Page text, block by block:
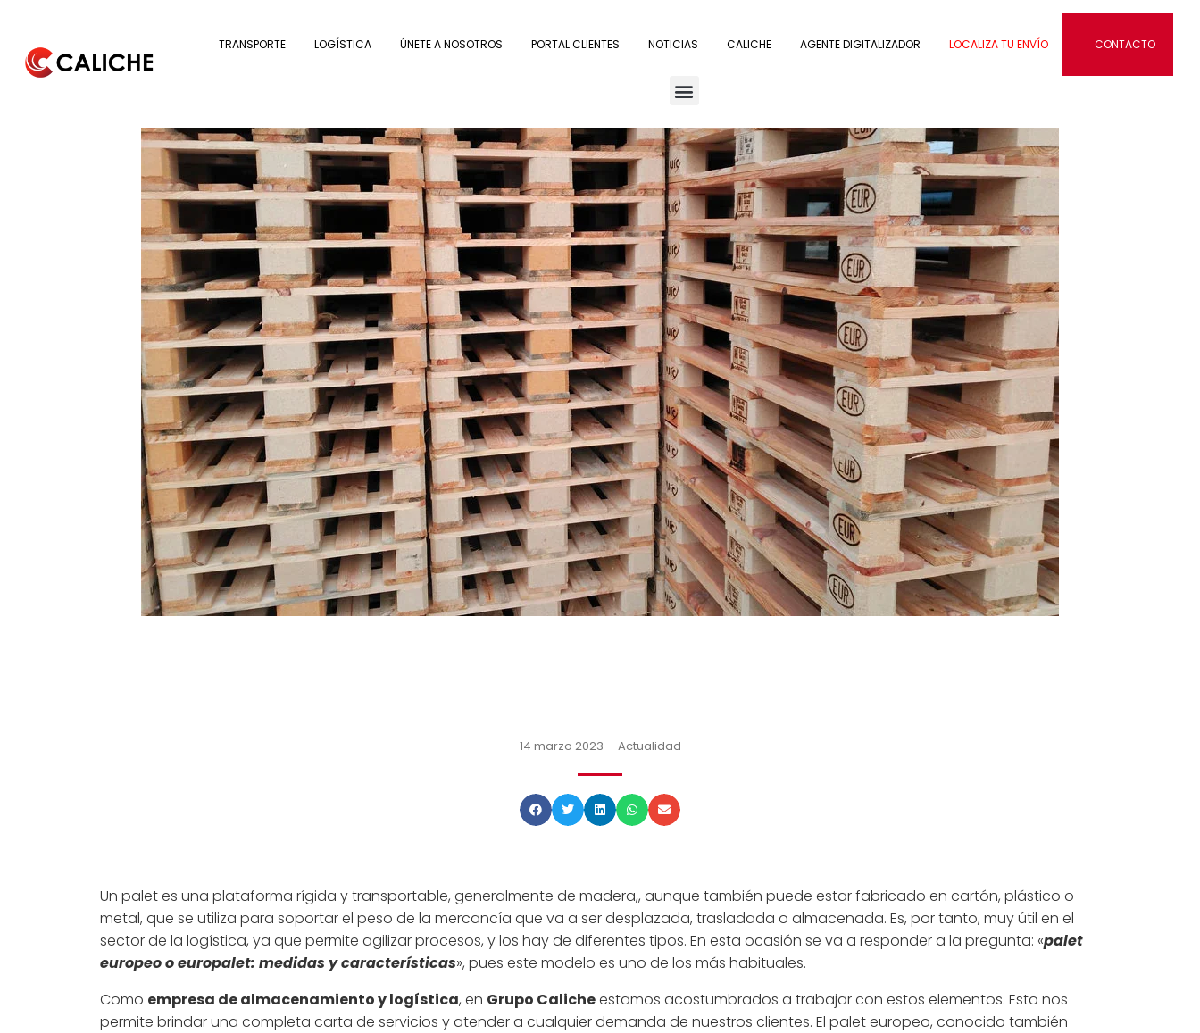
TRANSPORTE LOGÍSTICA ÚNETE A NOSOTROS PORTAL CLIENTES NOTICIAS CALICHE AGENTE DIGITALIZADOR LOCALIZA TU ENVÍO CONTACTO
14 marzo 2023 Actualidad
Un palet es una plataforma rígida y transportable, generalmente de madera,, aunque también puede estar fabricado en cartón, plástico o
metal, que se utiliza para soportar el peso de la mercancía que va a ser desplazada, trasladada o almacenada. Es, por tanto, muy útil en el
sector de la logística, ya que permite agilizar procesos, y los hay de diferentes tipos. En esta ocasión se va a responder a la pregunta: «palet
europeo o europalet: medidas y características», pues este modelo es uno de los más habituales.
Como empresa de almacenamiento y logística, en Grupo Calicheestamos acostumbrados a trabajar con estos elementos. Esto nos
permite brindar una completa carta de servicios y atender a cualquier demanda de nuestros clientes. El palet europeo, conocido también